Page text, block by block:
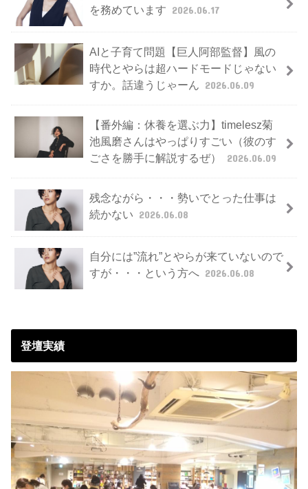
を務めています 2026.06.17
AIと子育て問題【巨人阿部監督】風の
時代とやらは超ハードモードじゃない
すか。話違うじゃーん 2026.06.09
【番外編：休養を選ぶ力】timelesz菊
池風磨さんはやっぱりすごい（彼のす
ごさを勝手に解説するぜ）
2026.06.09
残念ながら・・・勢いでとった仕事は
続かない 2026.06.08
自分には”流れ”とやらが来ていないので
すが・・・という方へ 2026.06.08
登壇実績